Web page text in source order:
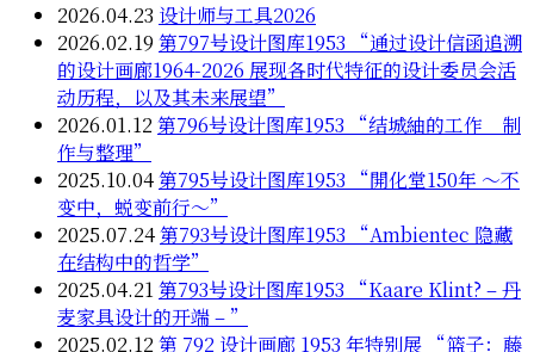
2026.04.23 设计师与工具2026
2026.02.19 第797号设计图库1953 “通过设计信函追溯
的设计画廊1964-2026 展现各时代特征的设计委员会活
动历程，以及其未来展望”
2026.01.12第796号设计图库1953 “结城紬的工作 制
作与整理”
2025.10.04第795号设计图库1953 “開化堂150年 ～不
变中，蜕变前行～”
2025.07.24第793号设计图库1953 “Ambientec 隐藏
在结构中的哲学”
2025.04.21 第793号设计图库1953 “Kaare Klint? – 丹
麦家具设计的开端 – ”
2025.02.12第 792 设计画廊 1953 年特别展 “篮子：藤